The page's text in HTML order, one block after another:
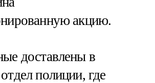
акцию.
доставлены в
полиции, где